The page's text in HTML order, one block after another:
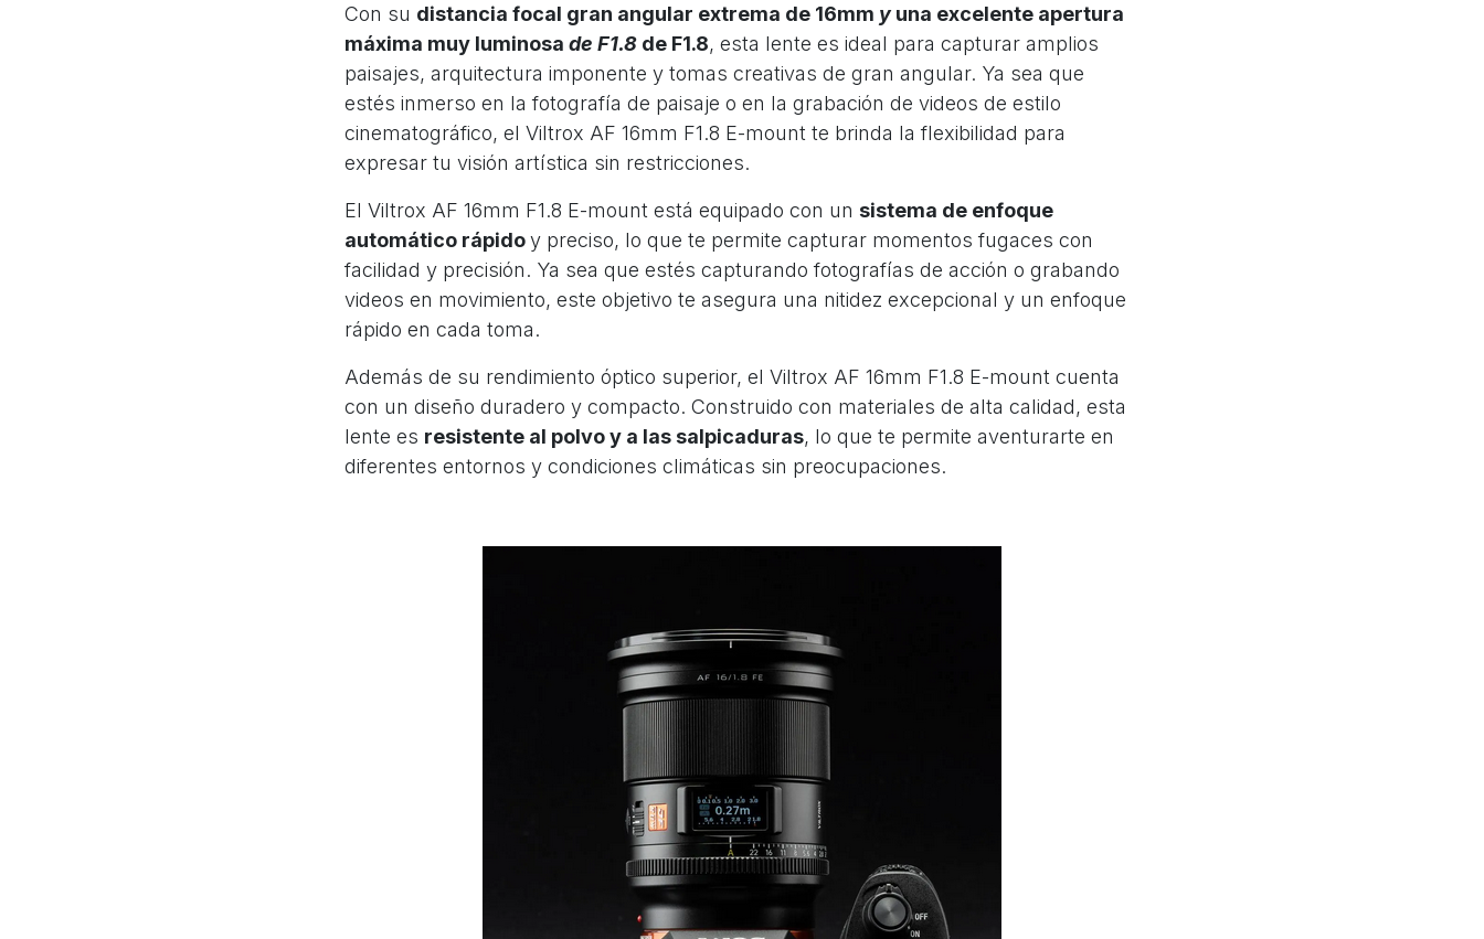
Con su distancia focal gran angular extrema de 16mm yuna excelente apertura
máxima muy luminosa de F1.8 de F1.8, esta lente es ideal para capturar amplios
paisajes, arquitectura imponente y tomas creativas de gran angular. Ya sea que
estés inmerso en la fotografía de paisaje o en la grabación de videos de estilo
cinematográfico, el Viltrox AF 16mm F1.8 E-mount te brinda la flexibilidad para
expresar tu visión artística sin restricciones.
El Viltrox AF 16mm F1.8 E-mount está equipado con un sistema de enfoque
automático rápidoy preciso, lo que te permite capturar momentos fugaces con
facilidad y precisión. Ya sea que estés capturando fotografías de acción o grabando
videos en movimiento, este objetivo te asegura una nitidez excepcional y un enfoque
rápido en cada toma.
Además de su rendimiento óptico superior, el Viltrox AF 16mm F1.8 E-mount cuenta
con un diseño duradero y compacto. Construido con materiales de alta calidad, esta
lente es resistente al polvo y a las salpicaduras, lo que te permite aventurarte en
diferentes entornos y condiciones climáticas sin preocupaciones.